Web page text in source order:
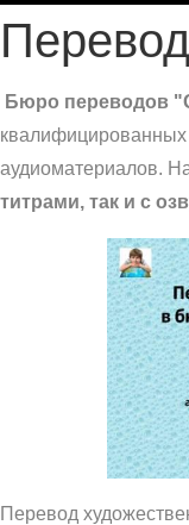
Бюро переводов
квалифицированных
аудиоматериалов.
титрами, так и с
Перевод